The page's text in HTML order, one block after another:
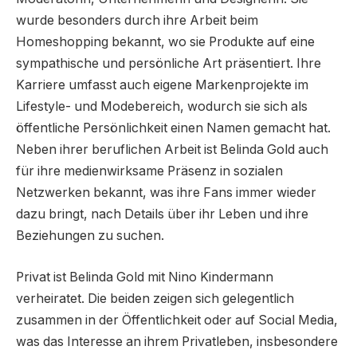
wurde besonders durch ihre Arbeit beim
Homeshopping bekannt, wo sie Produkte auf eine
sympathische und persönliche Art präsentiert. Ihre
Karriere umfasst auch eigene Markenprojekte im
Lifestyle- und Modebereich, wodurch sie sich als
öffentliche Persönlichkeit einen Namen gemacht hat.
Neben ihrer beruflichen Arbeit ist Belinda Gold auch
für ihre medienwirksame Präsenz in sozialen
Netzwerken bekannt, was ihre Fans immer wieder
dazu bringt, nach Details über ihr Leben und ihre
Beziehungen zu suchen.
Privat ist Belinda Gold mit Nino Kindermann
verheiratet. Die beiden zeigen sich gelegentlich
zusammen in der Öffentlichkeit oder auf Social Media,
was das Interesse an ihrem Privatleben, insbesondere